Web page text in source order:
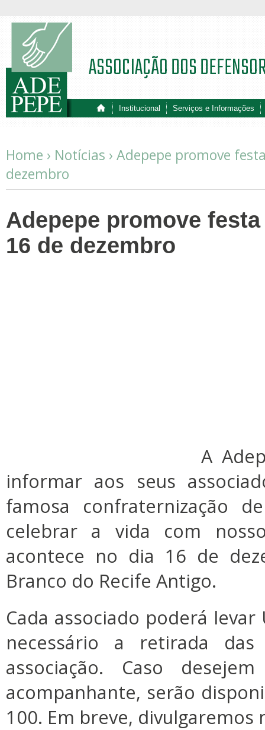
Institucional Serviços e Informações
ASSOCIAÇÃO DOS
Home › Notícias › Adepepe promove
dezembro
Adepepe promove
16 de dezembro
A
informar aos seus
famosa confraternização
celebrar a vida com
acontece no dia 16 de
Branco do Recife Antigo.
Cada associado poderá
necessário a retirada
associação. Caso
acompanhante, serão
100. Em breve, divulgaremos